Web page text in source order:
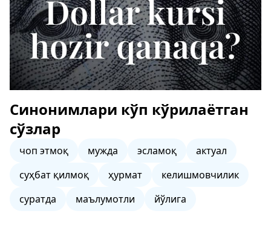
Синонимлари кўп кўрилаётган
сўзлар
чоп этмоқ мужда эсламоқ
актуал
суҳбат қилмоқ
ҳурмат
келишмовчилик
суратда
маълумотли йўлига